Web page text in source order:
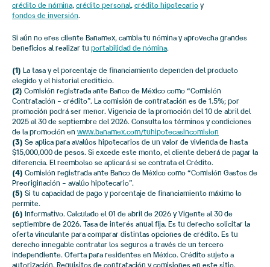
crédito de nómina, crédito personal , crédito hipotecario y
fondos de inversión.
Si aún no eres cliente Banamex, cambia tu nómina y aprovecha grandes
beneficios al realizar tu portabilidad de nómina.
(1) La tasa y el porcentaje de financiamiento dependen del producto
elegido y el historial crediticio.
(2) Comisión registrada ante Banco de México como “Comisión
Contratación – crédito”. La comisión de contratación es de 1.5%; por
promoción podrá ser menor. Vigencia de la promoción del 10 de abril del
2025 al 30 de septiembre del 2026. Consulta los términos y condiciones
de la promoción en www.banamex.com/tuhipotecasincomision
(3) Se aplica para avalúos hipotecarios de un valor de vivienda de hasta
$15,000,000 de pesos. Si excede este monto, el cliente deberá de pagar la
diferencia. El reembolso se aplicará si se contrata el Crédito.
(4) Comisión registrada ante Banco de México como “Comisión Gastos de
Preoriginación – avalúo hipotecario”.
(5) Si tu capacidad de pago y porcentaje de financiamiento máximo lo
permite.
(6) Informativo. Calculado el 01 de abril de 2026 y Vigente al 30 de
septiembre de 2026. Tasa de interés anual fija. Es tu derecho solicitar la
oferta vinculante para comparar distintas opciones de crédito. Es tu
derecho innegable contratar los seguros a través de un tercero
independiente. Oferta para residentes en México. Crédito sujeto a
autorización. Requisitos de contratación y comisiones en este sitio.